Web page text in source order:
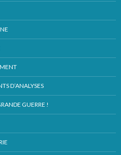
D’ANALYSES
GUERRE !